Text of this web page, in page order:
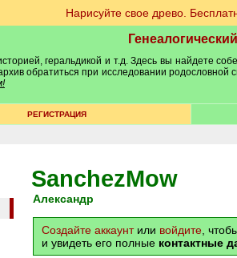
Нарисуйте свое древо.
геральдикой и т.д. Здесь вы найдете
обратиться при исследовании
РЕГИСТРАЦИЯ
SanchezMow
Александр
Создайте аккаунтили войдите ,
и увидеть его полные контактные